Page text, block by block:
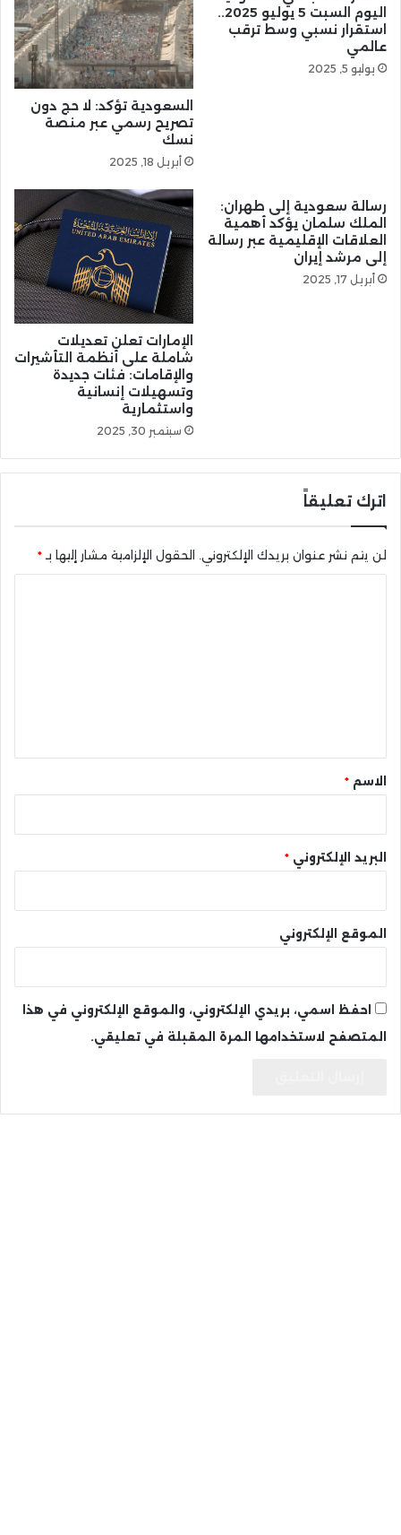
اليوم السبت 5 يوليو 2025..
استقرار نسبي وسط ترقب
عالمي
يوليو 5, 2025
السعودية تؤكد: لا حج دون
تصريح رسمي عبر منصة
نسك
أبريل 18, 2025
رسالة سعودية إلى طهران:
الملك سلمان يؤكد أهمية
العلاقات الإقليمية عبر رسالة
إلى مرشد إيران
أبريل 17, 2025
الإمارات تعلن تعديلات
شاملة على أنظمة التأشيرات
والإقامات: فئات جديدة
وتسهيلات إنسانية
واستثمارية
سبتمبر 30, 2025
اترك تعليقاً
لن يتم نشر عنوان بريدك الإلكتروني. الحقول الإلزامية مشار إليها بـ *
* الاسم *
البريد الإلكتروني *
الموقع الإلكتروني
احفظ اسمي، بريدي الإلكتروني، والموقع الإلكتروني في هذا
المتصفح لاستخدامها المرة المقبلة في تعليقي.